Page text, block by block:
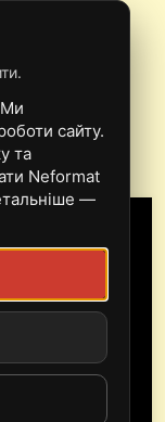
сайту.
та
Neformat
—